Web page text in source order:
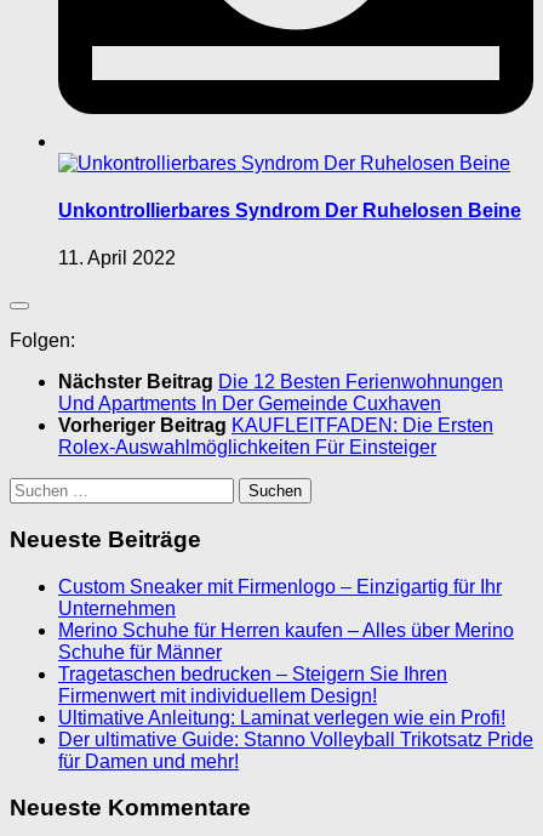
Unkontrollierbares Syndrom Der Ruhelosen Beine
11. April 2022
Folgen:
Nächster Beitrag Die 12 Besten Ferienwohnungen
Und Apartments In Der Gemeinde Cuxhaven
Vorheriger Beitrag KAUFLEITFADEN: Die Ersten
Rolex-Auswahlmöglichkeiten Für Einsteiger
Suchen
nach:
Neueste Beiträge
Custom Sneaker mit Firmenlogo – Einzigartig für Ihr
Unternehmen
Merino Schuhe für Herren kaufen – Alles über Merino
Schuhe für Männer
Tragetaschen bedrucken – Steigern Sie Ihren
Firmenwert mit individuellem Design!
Ultimative Anleitung: Laminat verlegen wie ein Profi!
Der ultimative Guide: Stanno Volleyball Trikotsatz Pride
für Damen und mehr!
Neueste Kommentare